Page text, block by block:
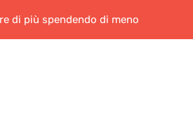
di più spendendo di meno